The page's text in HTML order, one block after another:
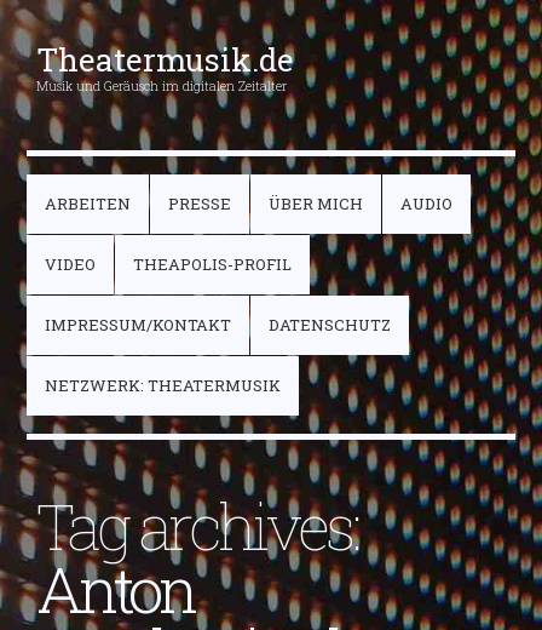
Theatermusik.de
Musik und Geräusch im digitalen Zeitalter
ARBEITEN PRESSE ÜBER MICH AUDIO
VIDEO THEAPOLIS-PROFIL
IMPRESSUM/KONTAKT DATENSCHUTZ
NETZWERK: THEATERMUSIK
Tag archives:
Anton